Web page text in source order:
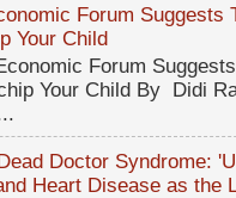
Forum Suggests
Your Child
Forum
Your Child By Didi
Doctor Syndrome:
Heart Disease as the